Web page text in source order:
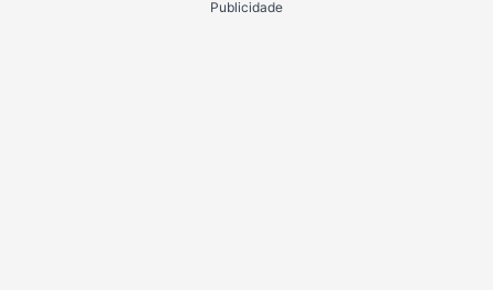
Publicidade